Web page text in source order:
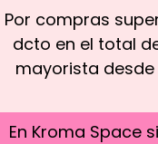
Por compras
dcto en el total
mayorista desde
En Kroma Space